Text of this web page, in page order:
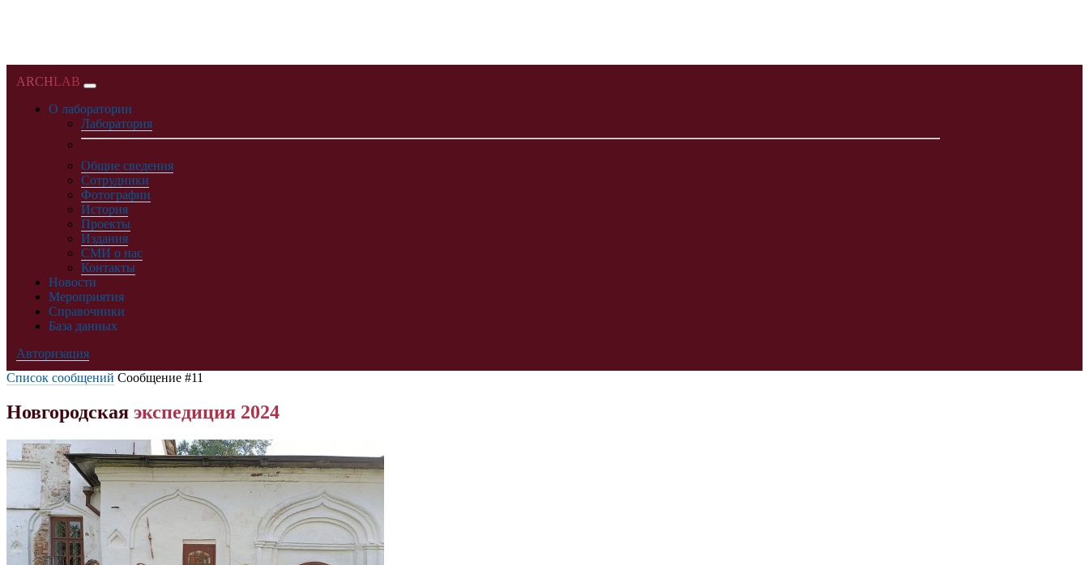
ARCHLAB
О лаборатории
Лаборатория
Общие сведения
Сотрудники
Фотографии
История
Проекты
Издания
СМИ о нас
Контакты
Новости
Мероприятия
Справочники
База данных
Авторизация
Список сообщений Сообщение #11
Новгородская экспедиция 2024